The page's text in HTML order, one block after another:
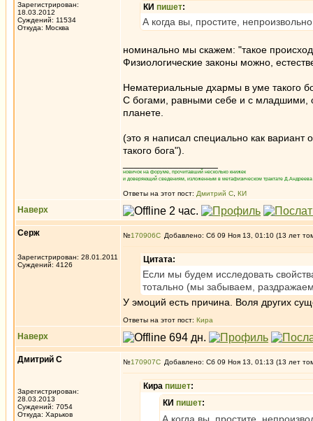
Зарегистрирован:
18.03.2012
Суждений: 11534
Откуда: Москва
КИ пишет:
А когда вы, простите,
номинально мы скажем: "такое
Физиологические законы можно,
Нематериальные дхармы в уме такого
С богами, равными себе и с младшими,
планете.
(это я написал специально как вариант
такого бога").
новичок на форуме, прочитавший несколько книжек
и доверяющий сведениям, изложенным в метафизическом трактате
Ответы на этот пост: Дмитрий С КИ
Наверх
Серж
Зарегистрирован: 28.01.2011
Суждений: 4126
№170906 Добавлено: Сб 09 Ноя 13, 01:10 (13 лет
Цитата:
Если мы будем исследовать
тотально (мы забываем,
У эмоций есть причина. Воля других
Ответы на этот пост: Кира
Наверх
Дмитрий С
Зарегистрирован:
28.03.2013
Суждений: 7054
Откуда: Харьков
№170907 Добавлено: Сб 09 Ноя 13, 01:13 (13 лет
Кира пишет:
КИ пишет: